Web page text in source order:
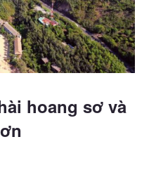
hoang sơ và